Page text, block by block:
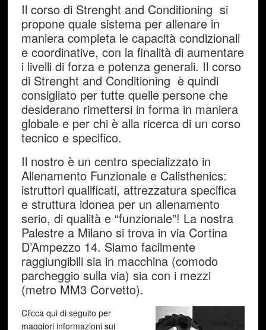
Il corso di Strenght and Conditioning si
propone quale sistema per allenare in
maniera completa le capacità condizionali
e coordinative, con la finalità di aumentare
i livelli di forza e potenza generali. Il corso
di Strenght and Conditioning è quindi
consigliato per tutte quelle persone che
desiderano rimettersi in forma in maniera
globale e per chi è alla ricerca di un corso
tecnico e specifico.
Il nostro è un centro specializzato in
Allenamento Funzionale e Calisthenics:
istruttori qualificati, attrezzatura specifica
e struttura idonea per un allenamento
serio, di qualità e “funzionale”! La nostra
Palestre a Milano si trova in via Cortina
D’Ampezzo 14. Siamo facilmente
raggiungibili sia in macchina (comodo
parcheggio sulla via) sia con i mezzi
(metro MM3 Corvetto).
Clicca qui di seguito per
maggiori informazioni sui